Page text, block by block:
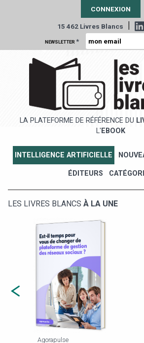
CONNEXION
15 462 Livres Blancs |
NEWSLETTER *
LA PLATEFORME DE RÉFÉRENCE DU
L' EBOOK
INTELLIGENCE ARTIFICIELLE
ÉDITEURS
LES LIVRES BLANCS À LA UNE